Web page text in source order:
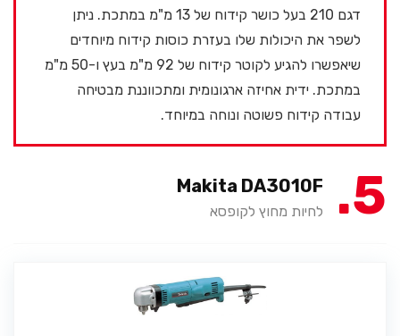
דגם 210 בעל כושר קידוח של 13 מ"מ במתכת. ניתן
לשפר את היכולות שלו בעזרת כוסות קידוח מיוחדים
שיאפשרו להגיע לקוטר קידוח של 92 מ"מ בעץ ו-50 מ"מ
במתכת. ידית אחיזה ארגונומית ומתכווננת מבטיחה
עבודה קידוח פשוטה ונוחה במיוחד.
5
Makita DA3010F
לחיות מחוץ לקופסא